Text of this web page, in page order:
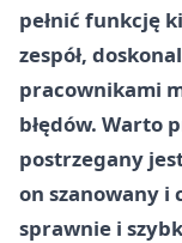
pełnić funkcję
zespół,
pracownikami
błędów. Warto
postrzegany
on szanowany i
sprawnie i